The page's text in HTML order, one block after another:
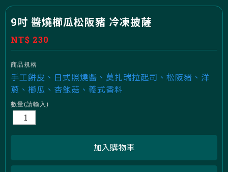
9吋 醬燒櫛瓜松阪豬 冷凍披薩
NT$ 230
商品規格
手工餅皮、日式照燒醬、莫扎瑞拉起司、松阪豬、洋
蔥、櫛瓜、杏鮑菇、義式香料
數量(請輸入)